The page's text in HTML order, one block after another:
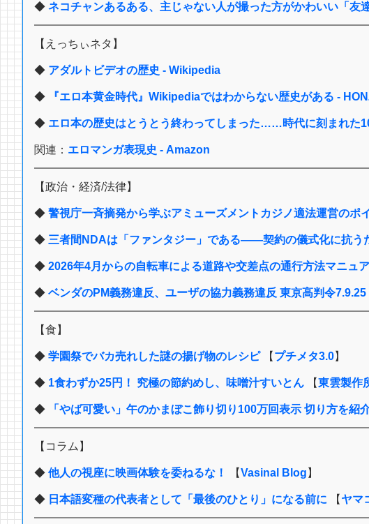
◆ ネコチャンあるある、主じゃない人が撮った方がかわいい「
【えっちぃネタ】
◆ アダルトビデオの歴史 - Wikipedia
◆ 『エロ本黄金時代』Wikipediaではわからない歴史がある -
◆ エロ本の歴史はとうとう終わってしまった……時代に刻まれた
関連： エロマンガ表現史 - Amazon
【政治・経済/法律】
◆ 警視庁一斉摘発から学ぶアミューズメントカジノ適法運営のポ
◆ 三者間NDAは「ファンタジー」である――契約の儀式化に抗う
◆ 2026年4月からの自転車による道路や交差点の通行方法マニュ
◆ ベンダのPM義務違反、ユーザの協力義務違反 東京高判令7.9.25
【食】
◆ 学園祭でバカ売れした謎の揚げ物のレシピ【 プチメタ3.0】
◆ 1食わずか25円！ 究極の節約めし、味噌汁すいとん 【東雲製作
◆ 「やば可愛い」午のかまぼこ飾り切り100万回表示 切り方を紹
【コラム】
◆ 他人の視座に映画体験を委ねるな！ 【Vasinal Blog 】
◆ 日本語変種の代表者として「最後のひとり」になる前に 【 ヤマ